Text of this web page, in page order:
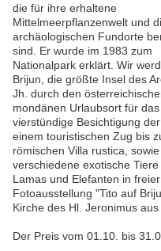
die für ihre erhaltene
Mittelmeerpflanzenwelt und
archäologischen Fundorte
sind. Er wurde im 1983 zum
Nationalpark erklärt. Wir
Brijun, die größte Insel des
Jh. durch den
mondänen Urlaubsort für
vierstündige Besichtigung
einem touristischen Zug bis
römischen Villa rustica,
verschiedene exotische
Lamas und Elefanten in
Fotoausstellung "Tito auf
Kirche des Hl. Jeronimus
Der Preis vom 01.10. bis